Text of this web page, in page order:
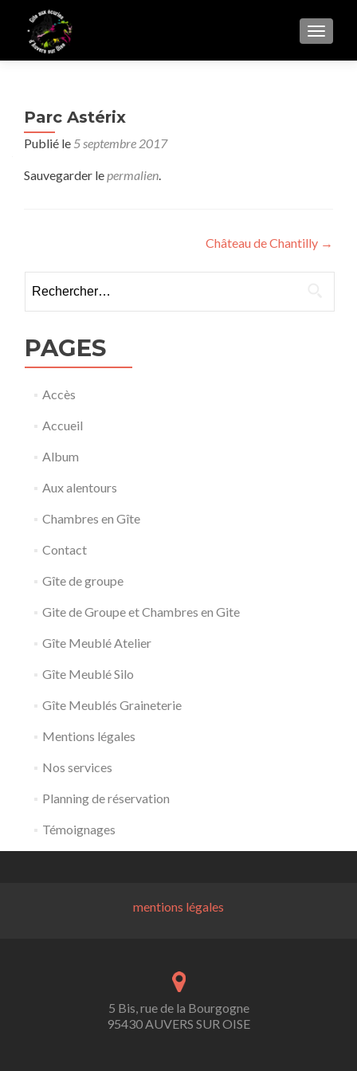
Parc Astérix
Publié le 5 septembre 2017
Sauvegarder lepermalien.
de
l’article
Château de Chantilly →
PAGES
Accès
Accueil
Album
Aux alentours
Chambres en Gîte
Contact
Gîte de groupe
Gite de Groupe et Chambres en Gite
Gîte Meublé Atelier
Gîte Meublé Silo
Gîte Meublés Graineterie
Mentions légales
Nos services
Planning de réservation
Témoignages
mentions légales
5 Bis, rue de la Bourgogne
95430 AUVERS SUR OISE